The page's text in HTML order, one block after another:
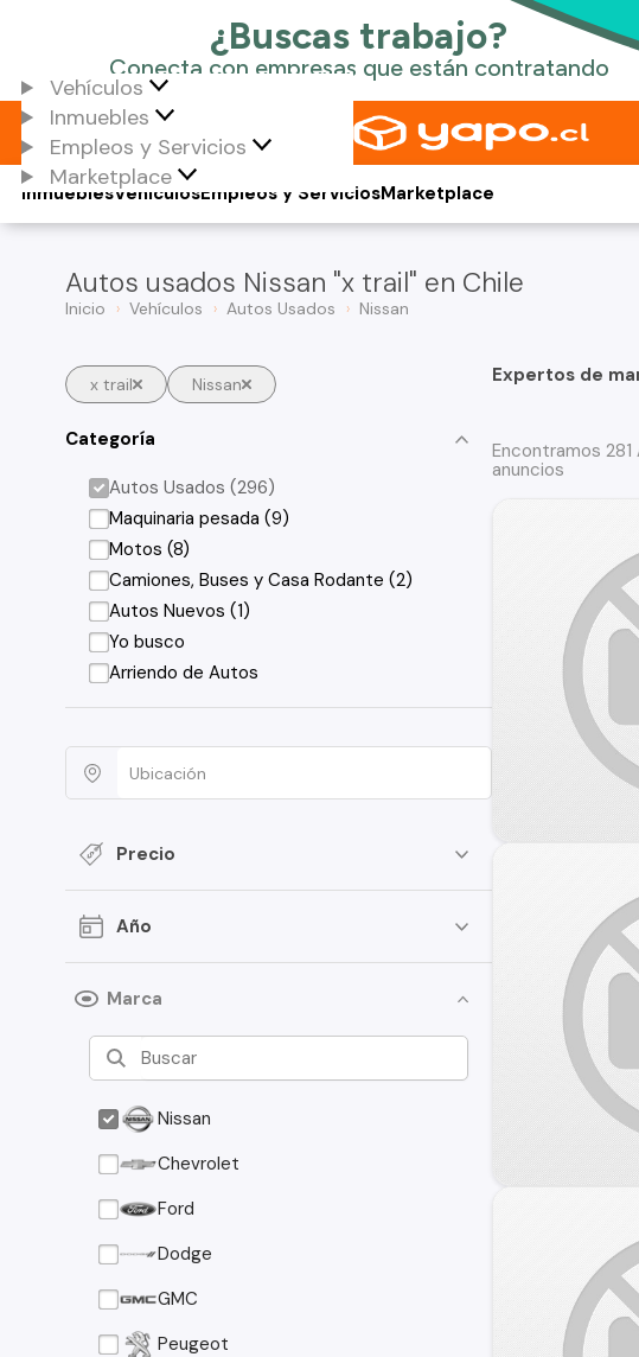
Vehículos
Inmuebles
Empleos y Servicios
Marketplace
Vehículos
Inmuebles Empleos y ServiciosMarketplace
Autos usados Nissan "x trail" en Chile
Inicio Vehículos Autos Usados Nissan
x trail Nissan
Categoría
Autos Usados (296)
Maquinaria pesada (9)
Motos (8)
Camiones, Buses y Casa Rodante (2)
Autos Nuevos (1)
Yo busco
Arriendo de Autos
Precio
Año
Marca
Nissan
Chevrolet
Ford
Dodge
GMC
Peugeot
Expertos de
Encontramos
anuncios